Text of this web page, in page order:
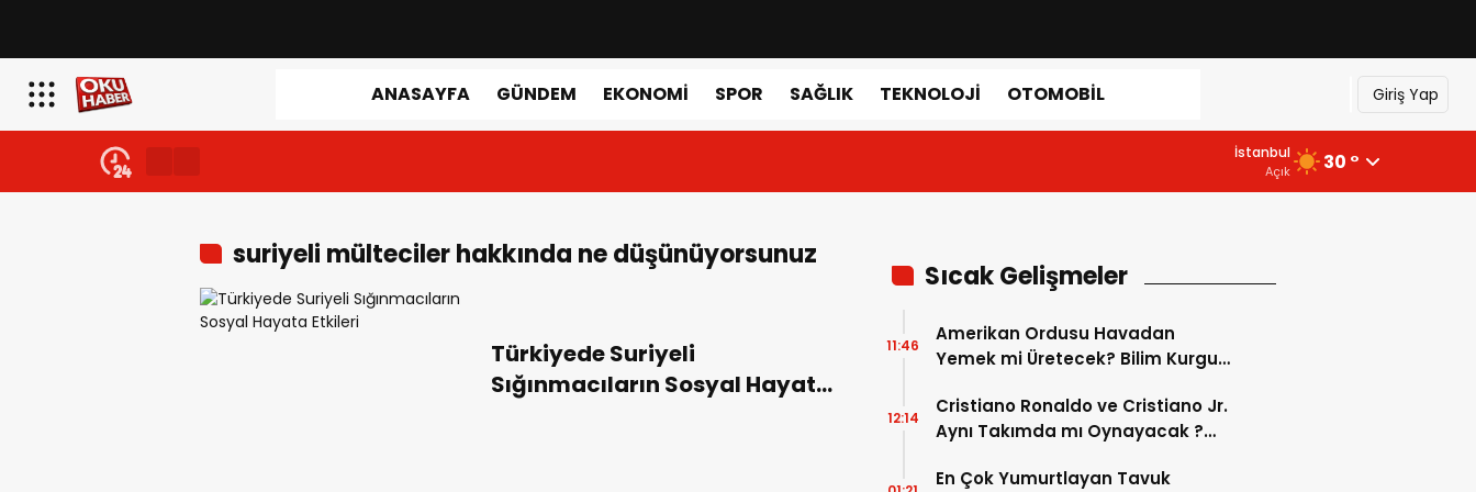
ANASAYFA GÜNDEM EKONOMI SPOR SAĞLIK TEKNOLOJI OTOMOBIL Giriş Yap
İstanbul
Açık 30 °
suriyeli mülteciler hakkında ne düşünüyorsunuz
Türkiyede Suriyeli
Sığınmacıların Sosyal Hayata
Sıcak Gelişmeler
Amerikan Ordusu Havadan
Yemek mi Üretecek? Bilim Kurgu
11:46
Cristiano Ronaldo ve Cristiano Jr.
Aynı Takımda mı Oynayacak ?
Dönemimi Başlıyor ?
12:14
En Çok Yumurtlayan Tavuk